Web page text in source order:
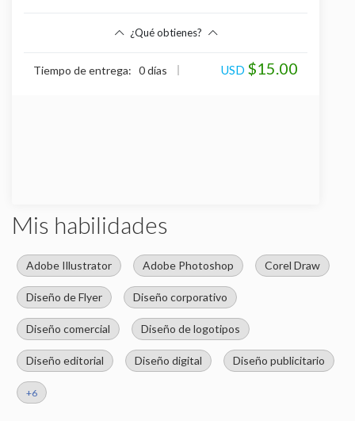
¿Qué obtienes?
Beneficios
Tiempo de entrega: 0 días USD $15.00
Mis habilidades
Adobe Illustrator Adobe Photoshop Corel Draw
Diseño de Flyer Diseño corporativo
Diseño comercial Diseño de logotipos
Diseño editorial Diseño digital Diseño publicitario
+6